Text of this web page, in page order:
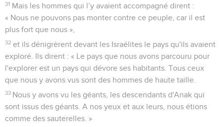
31 Mais les hommes qui l’y avaient accompagné dirent :
« Nous ne pouvons pas monter contre ce peuple, car il est
plus fort que nous »,
32 et ils dénigrèrent devant les Israélites le pays qu'ils avaient
exploré. Ils dirent : « Le pays que nous avons parcouru pour
l'explorer est un pays qui dévore ses habitants. Tous ceux
que nous y avons vus sont des hommes de haute taille.
33 Nous y avons vu les géants, les descendants d'Anak qui
sont issus des géants. A nos yeux et aux leurs, nous étions
comme des sauterelles. »